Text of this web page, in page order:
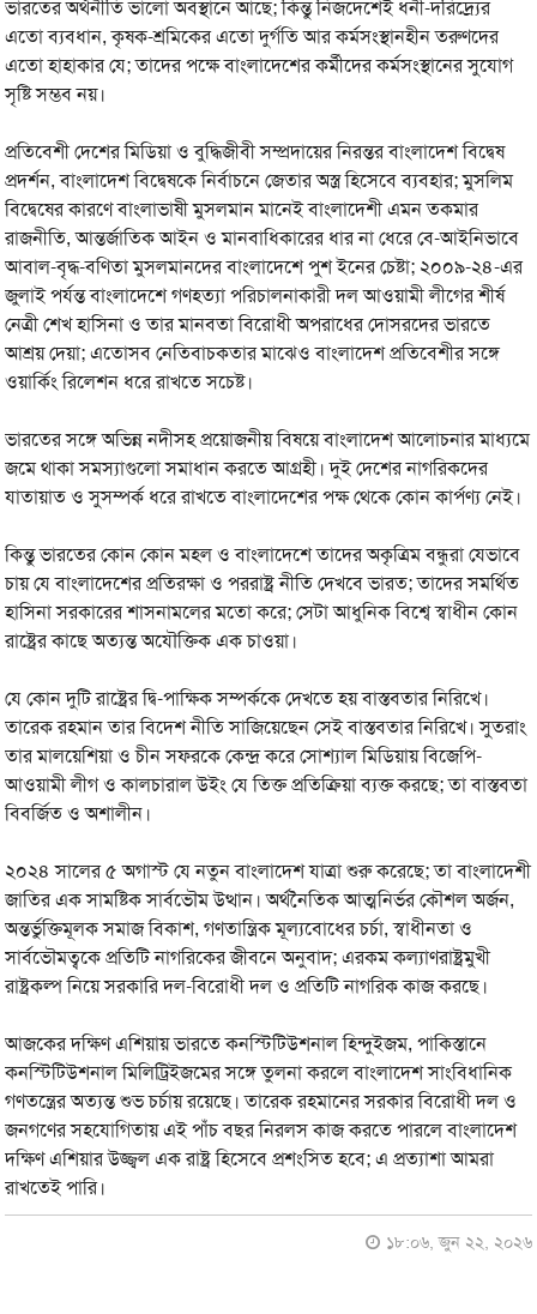
ভারতের অর্থনীতি ভালো অবস্থানে আছে; কিন্তু নিজদেশেই ধনী-দরিদ্র্যের
এতো ব্যবধান, কৃষক-শ্রমিকের এতো দুর্গতি আর কর্মসংস্থানহীন তরুণদের
এতো হাহাকার যে; তাদের পক্ষে বাংলাদেশের কর্মীদের কর্মসংস্থানের সুযোগ
সৃষ্টি সম্ভব নয়।
প্রতিবেশী দেশের মিডিয়া ও বুদ্ধিজীবী সম্প্রদায়ের নিরন্তর বাংলাদেশ বিদ্বেষ
প্রদর্শন, বাংলাদেশ বিদ্বেষকে নির্বাচনে জেতার অস্ত্র হিসেবে ব্যবহার; মুসলিম
বিদ্বেষের কারণে বাংলাভাষী মুসলমান মানেই বাংলাদেশী এমন তকমার
রাজনীতি, আন্তর্জাতিক আইন ও মানবাধিকারের ধার না ধেরে বে-আইনিভাবে
আবাল-বৃদ্ধ-বণিতা মুসলমানদের বাংলাদেশে পুশ ইনের চেষ্টা; ২০০৯-২৪-এর
জুলাই পর্যন্ত বাংলাদেশে গণহত্যা পরিচালনাকারী দল আওয়ামী লীগের শীর্ষ
নেত্রী শেখ হাসিনা ও তার মানবতা বিরোধী অপরাধের দোসরদের ভারতে
আশ্রয় দেয়া; এতোসব নেতিবাচকতার মাঝেও বাংলাদেশ প্রতিবেশীর সঙ্গে
ওয়ার্কিং রিলেশন ধরে রাখতে সচেষ্ট।
ভারতের সঙ্গে অভিন্ন নদীসহ প্রয়োজনীয় বিষয়ে বাংলাদেশ আলোচনার মাধ্যমে
জমে থাকা সমস্যাগুলো সমাধান করতে আগ্রহী। দুই দেশের নাগরিকদের
যাতায়াত ও সুসম্পর্ক ধরে রাখতে বাংলাদেশের পক্ষ থেকে কোন কার্পণ্য নেই।
কিন্তু ভারতের কোন কোন মহল ও বাংলাদেশে তাদের অকৃত্রিম বন্ধুরা যেভাবে
চায় যে বাংলাদেশের প্রতিরক্ষা ও পররাষ্ট্র নীতি দেখবে ভারত; তাদের সমর্থিত
হাসিনা সরকারের শাসনামলের মতো করে; সেটা আধুনিক বিশ্বে স্বাধীন কোন
রাষ্ট্রের কাছে অত্যন্ত অযৌক্তিক এক চাওয়া।
যে কোন দুটি রাষ্ট্রের দ্বি-পাক্ষিক সম্পর্ককে দেখতে হয় বাস্তবতার নিরিখে।
তারেক রহমান তার বিদেশ নীতি সাজিয়েছেন সেই বাস্তবতার নিরিখে। সুতরাং
তার মালয়েশিয়া ও চীন সফরকে কেন্দ্র করে সোশ্যাল মিডিয়ায় বিজেপি-
আওয়ামী লীগ ও কালচারাল উইং যে তিক্ত প্রতিক্রিয়া ব্যক্ত করছে; তা বাস্তবতা
বিবর্জিত ও অশালীন।
২০২৪ সালের ৫ অগাস্ট যে নতুন বাংলাদেশ যাত্রা শুরু করেছে; তা বাংলাদেশী
জাতির এক সামষ্টিক সার্বভৌম উত্থান। অর্থনৈতিক আত্মনির্ভর কৌশল অর্জন,
অন্তর্ভুক্তিমূলক সমাজ বিকাশ, গণতান্ত্রিক মূল্যবোধের চর্চা, স্বাধীনতা ও
সার্বভৌমত্বকে প্রতিটি নাগরিকের জীবনে অনুবাদ; এরকম কল্যাণরাষ্ট্রমুখী
রাষ্ট্রকল্প নিয়ে সরকারি দল-বিরোধী দল ও প্রতিটি নাগরিক কাজ করছে।
আজকের দক্ষিণ এশিয়ায় ভারতে কনস্টিটিউশনাল হিন্দুইজম, পাকিস্তানে
কনস্টিটিউশনাল মিলিট্রিইজমের সঙ্গে তুলনা করলে বাংলাদেশ সাংবিধানিক
গণতন্ত্রের অত্যন্ত শুভ চর্চায় রয়েছে। তারেক রহমানের সরকার বিরোধী দল ও
জনগণের সহযোগিতায় এই পাঁচ বছর নিরলস কাজ করতে পারলে বাংলাদেশ
দক্ষিণ এশিয়ার উজ্জ্বল এক রাষ্ট্র হিসেবে প্রশংসিত হবে; এ প্রত্যাশা আমরা
রাখতেই পারি।
১৮:০৬, জুন ২২, ২০২৬